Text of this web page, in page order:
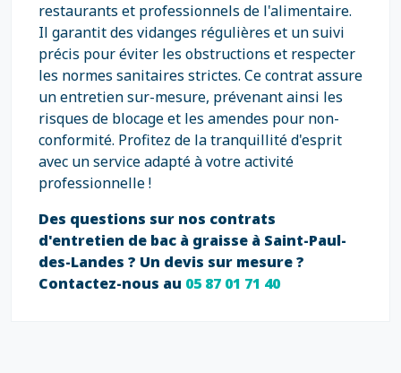
restaurants et professionnels de l'alimentaire.
Il garantit des vidanges régulières et un suivi
précis pour éviter les obstructions et respecter
les normes sanitaires strictes. Ce contrat assure
un entretien sur-mesure, prévenant ainsi les
risques de blocage et les amendes pour non-
conformité. Profitez de la tranquillité d'esprit
avec un service adapté à votre activité
professionnelle !
Des questions sur nos contrats
d'entretien de bac à graisse à Saint-Paul-
des-Landes ? Un devis sur mesure ?
Contactez-nous au 05 87 01 71 40